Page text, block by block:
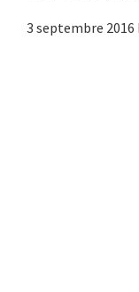
3 septembre 2016